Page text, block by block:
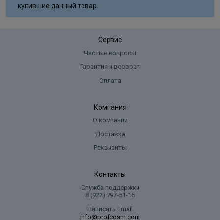
купившие данный товар
Сервис
Частые вопросы
Гарантия и возврат
Оплата
Компания
О компании
Доставка
Реквизиты
Контакты
Служба поддержки
8 (922) 797‑51-15
Написать Email
info@profcosm.com